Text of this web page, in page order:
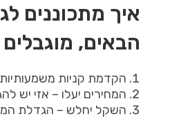
איך מתכוננים
הבאים,
הקדמת קניות משמעותיות
המחירים יעלו – אזי יש
השקל יחלש – הגדלת